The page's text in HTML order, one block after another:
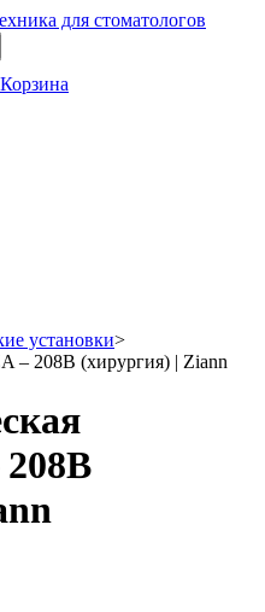
Корзина
установки>
– 208B (хирургия) | Ziann